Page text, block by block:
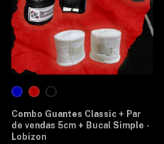
Combo Guantes Classic + Par
de vendas 5cm + Bucal Simple -
Lobizon